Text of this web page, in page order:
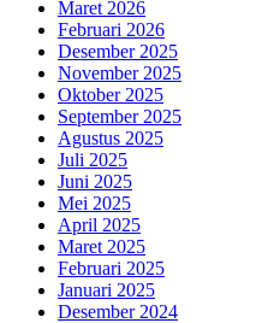
Maret 2026
Februari 2026
Desember 2025
November 2025
Oktober 2025
September 2025
Agustus 2025
Juli 2025
Juni 2025
Mei 2025
April 2025
Maret 2025
Februari 2025
Januari 2025
Desember 2024